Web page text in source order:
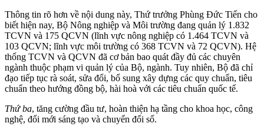
Thông tin rõ hơn về nội dung này, Thứ trưởng Phùng Đức Tiến cho
biết hiện nay, Bộ Nông nghiệp và Môi trường đang quản lý 1.832
TCVN và 175 QCVN (lĩnh vực nông nghiệp có 1.464 TCVN và
103 QCVN; lĩnh vực môi trường có 368 TCVN và 72 QCVN). Hệ
thống TCVN và QCVN đã cơ bản bao quát đầy đủ các chuyên
ngành thuộc phạm vi quản lý của Bộ, ngành. Tuy nhiên, Bộ đã chỉ
đạo tiếp tục rà soát, sửa đổi, bổ sung xây dựng các quy chuẩn, tiêu
chuẩn theo hướng đồng bộ, hài hoà với các tiêu chuẩn quốc tế.
Thứ ba, tăng cường đầu tư, hoàn thiện hạ tầng cho khoa học, công
nghệ, đổi mới sáng tạo và chuyển đổi số.